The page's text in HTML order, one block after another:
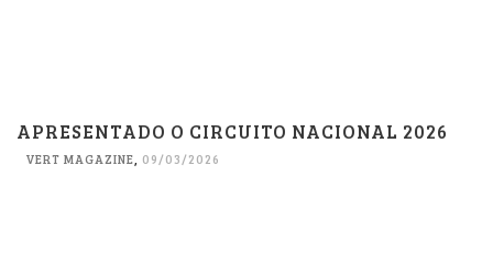
APRESENTADO O CIRCUITO NACIONAL 2026
VERT MAGAZINE, 09/03/2026